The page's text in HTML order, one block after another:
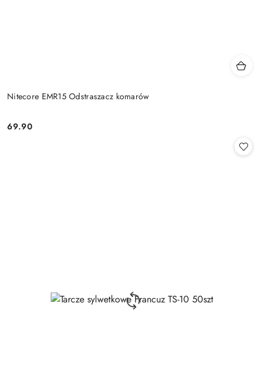
Nitecore EMR15 Odstraszacz komarów
Cena:
69.90